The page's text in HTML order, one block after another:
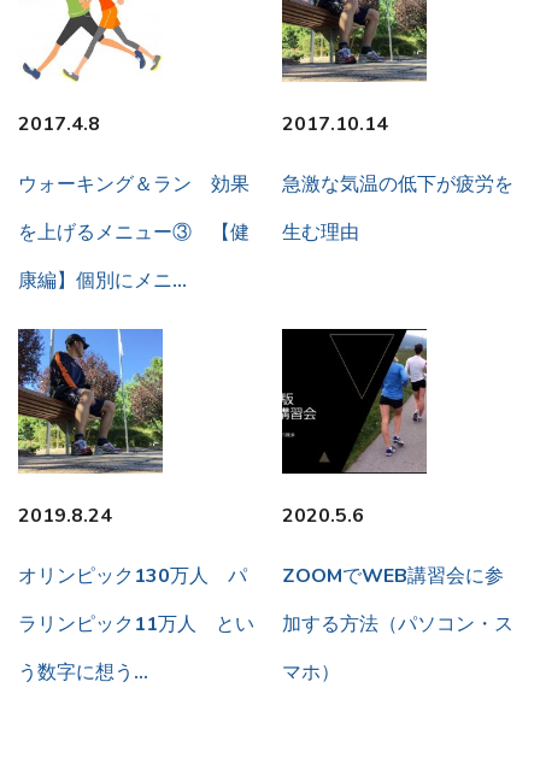
2017.4.8
ウォーキング＆ラン 効果
を上げるメニュー③ 【健
康編】個別にメニ…
2017.10.14
急激な気温の低下が疲労を
生む理由
2019.8.24
オリンピック130万人 パ
ラリンピック11万人 とい
う数字に想う…
2020.5.6
ZOOMでWEB講習会に参
加する方法（パソコン・ス
マホ）